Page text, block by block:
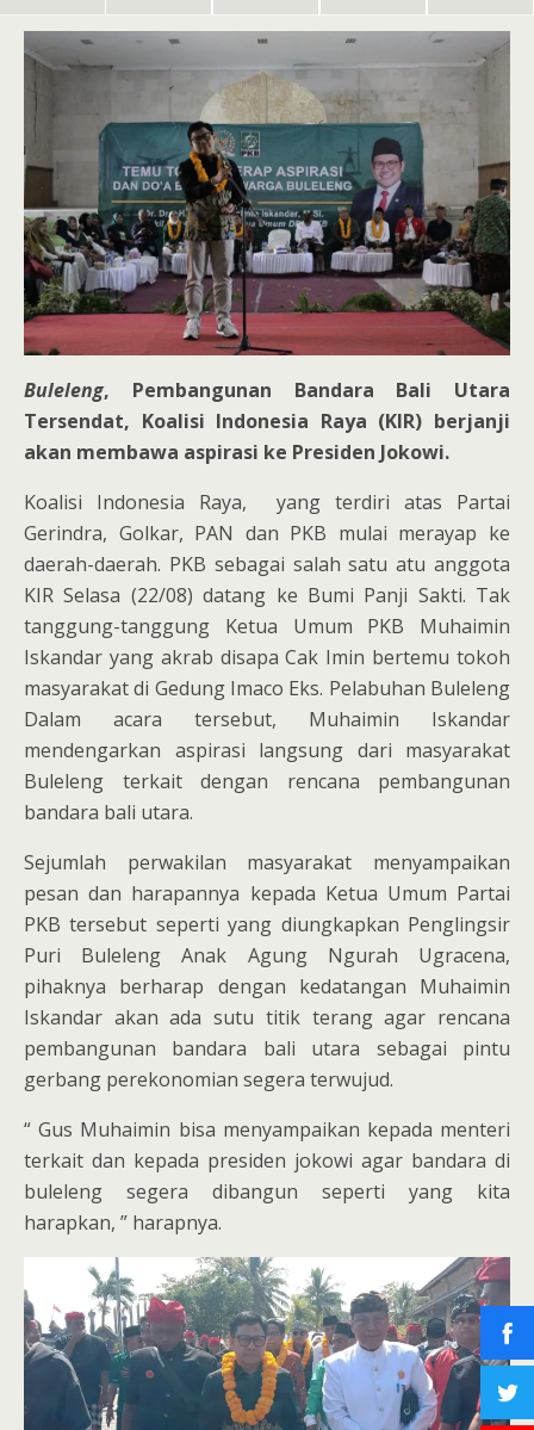
Buleleng, Pembangunan Bandara Bali Utara
Tersendat, Koalisi Indonesia Raya (KIR) berjanji
akan membawa aspirasi ke Presiden Jokowi.
Koalisi Indonesia Raya, yang terdiri atas Partai
Gerindra, Golkar, PAN dan PKB mulai merayap ke
daerah-daerah. PKB sebagai salah satu atu anggota
KIR Selasa (22/08) datang ke Bumi Panji Sakti. Tak
tanggung-tanggung Ketua Umum PKB Muhaimin
Iskandar yang akrab disapa Cak Imin bertemu tokoh
masyarakat di Gedung Imaco Eks. Pelabuhan Buleleng
Dalam acara tersebut, Muhaimin Iskandar
mendengarkan aspirasi langsung dari masyarakat
Buleleng terkait dengan rencana pembangunan
bandara bali utara.
Sejumlah perwakilan masyarakat menyampaikan
pesan dan harapannya kepada Ketua Umum Partai
PKB tersebut seperti yang diungkapkan Penglingsir
Puri Buleleng Anak Agung Ngurah Ugracena,
pihaknya berharap dengan kedatangan Muhaimin
Iskandar akan ada sutu titik terang agar rencana
pembangunan bandara bali utara sebagai pintu
gerbang perekonomian segera terwujud.
“ Gus Muhaimin bisa menyampaikan kepada menteri
terkait dan kepada presiden jokowi agar bandara di
buleleng segera dibangun seperti yang kita
harapkan, ” harapnya.